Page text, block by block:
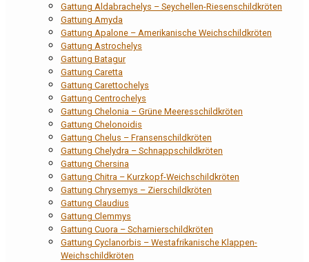
Gattung Aldabrachelys – Seychellen-Riesenschildkröten
Gattung Amyda
Gattung Apalone – Amerikanische Weichschildkröten
Gattung Astrochelys
Gattung Batagur
Gattung Caretta
Gattung Carettochelys
Gattung Centrochelys
Gattung Chelonia – Grüne Meeresschildkröten
Gattung Chelonoidis
Gattung Chelus – Fransenschildkröten
Gattung Chelydra – Schnappschildkröten
Gattung Chersina
Gattung Chitra – Kurzkopf-Weichschildkröten
Gattung Chrysemys – Zierschildkröten
Gattung Claudius
Gattung Clemmys
Gattung Cuora – Scharnierschildkröten
Gattung Cyclanorbis – Westafrikanische Klappen-
Weichschildkröten